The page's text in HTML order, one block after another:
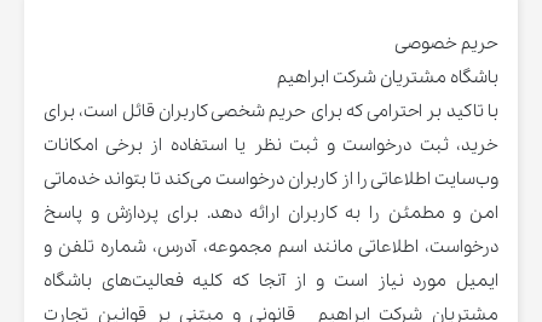
حریم خصوصی
باشگاه مشتریان شرکت ابراهیم
با تاکید بر احترامی که برای حریم شخصی کاربران قائل است، برای
خرید، ثبت درخواست و ثبت نظر یا استفاده از برخی امکانات
وب‌سایت اطلاعاتی را از کاربران درخواست می‌کند تا بتواند خدماتی
امن و مطمئن را به کاربران ارائه دهد. برای پردازش و پاسخ
درخواست، اطلاعاتی مانند اسم مجموعه، آدرس، شماره تلفن و
ایمیل مورد نیاز است و از آنجا که کلیه فعالیت‌های باشگاه
مشتریان شرکت ابراهیم قانونی و مبتنی بر قوانین تجارت